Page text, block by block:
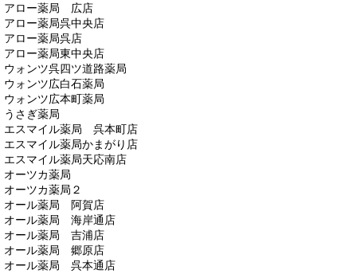
アロー薬局 広店
アロー薬局呉中央店
アロー薬局呉店
アロー薬局東中央店
ウォンツ呉四ツ道路薬局
ウォンツ広白石薬局
ウォンツ広本町薬局
うさぎ薬局
エスマイル薬局 呉本町店
エスマイル薬局かまがり店
エスマイル薬局天応南店
オーツカ薬局
オーツカ薬局２
オール薬局 阿賀店
オール薬局 海岸通店
オール薬局 吉浦店
オール薬局 郷原店
オール薬局 呉本通店